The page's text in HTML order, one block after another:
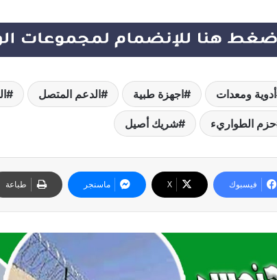
أدوية ومعدات اجهزة طبية الدعم المتصل
حزم الطواريء شريك أصيل
فيسبوك ‫X ماسنجر طباعة